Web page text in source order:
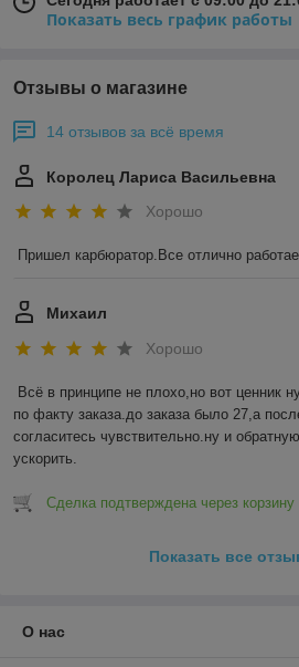
Показать весь график работы
Отзывы о магазине
14 отзывов за всё время
Королец Лариса Васильевна
Хорошо
Пришел карбюратор.Все отлично
Михаил
Хорошо
Всё в принципе не плохо,но вот ценник
по факту заказа.до заказа было 27,а
согласитесь чувствительно.ну и
ускорить.
Сделка подтверждена через корзину
Показать все
О нас